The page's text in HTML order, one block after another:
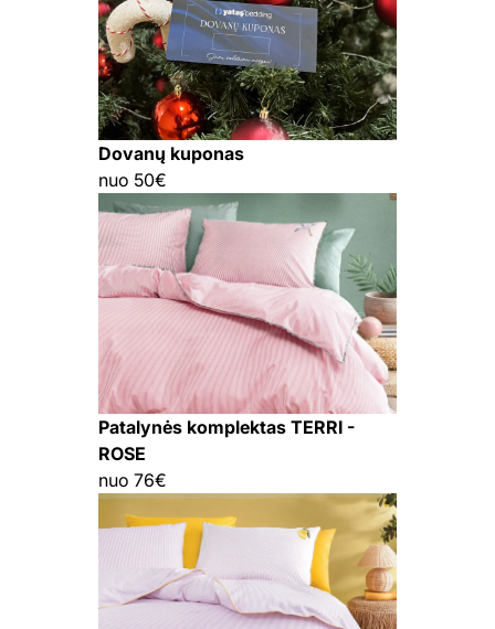
Dovanų kuponas
nuo 50€
Patalynės komplektas TERRI -
ROSE
nuo 76€